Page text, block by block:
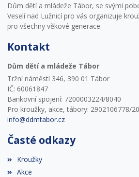
Dům dětí a mládeže Tábor, se svými
Veselí nad Lužnicí pro vás organizuje
pro všechny věkové generace.
Kontakt
Dům dětí a mládeže Tábor
Tržní náměstí 346, 390 01 Tábor
IČ: 60061847
Bankovní spojení: 7200003224/8040
Pro kroužky, akce, tábory: 2902106778/
info@ddmtabor.cz
Časté odkazy
Kroužky
Akce